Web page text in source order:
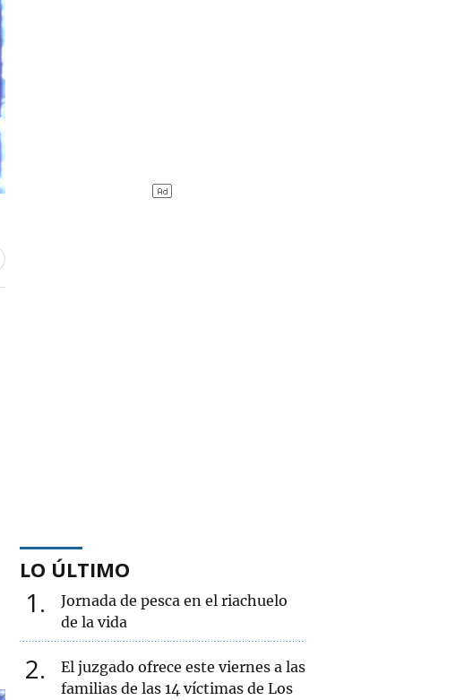
LO ÚLTIMO
1
Jornada de pesca en el riachuelo
de la vida
2
El juzgado ofrece este viernes a las
familias de las 14 víctimas de Los